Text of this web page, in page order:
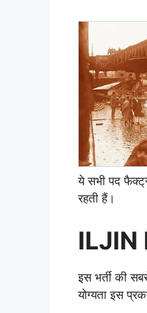
ये सभी पद
रहती हैं।
इस भर्ती की
योग्यता इस